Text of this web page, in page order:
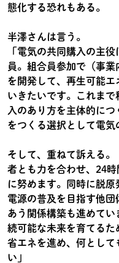
態化する恐れもある。
半澤さんは言う。
「電気の共同購入の主
員。組合員参加で（事
を開発して、再生可能
いきたいです。これま
入のあり方を主体的に
をつくる選択として電気
そして、重ねて訴える
者とも力を合わせ、24
に努めます。同時に脱
電源の普及を目指す他
あう関係構築も進めて
続可能な未来を育てる
省エネを進め、何として
い」